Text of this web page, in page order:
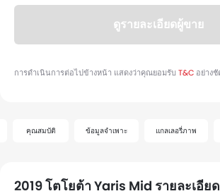
คุณสมบัติ ข้อมูลจำเพาะ แกลเลอรี่ภาพ
2019 โตโยต้า Yaris Mid รายละเอียด